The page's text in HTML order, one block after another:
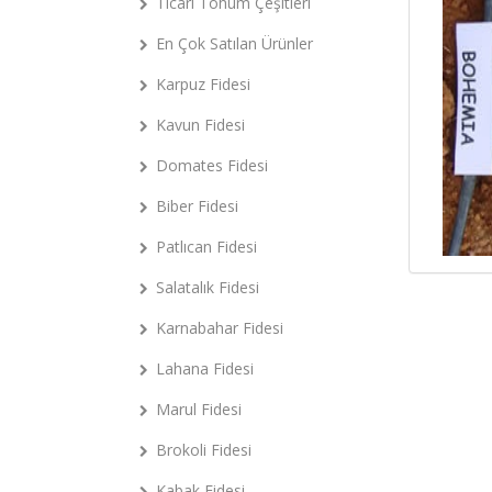
En Çok Satılan Ürünler
Karpuz Fidesi
Kavun Fidesi
Domates Fidesi
Biber Fidesi
Patlıcan Fidesi
Salatalık Fidesi
Karnabahar Fidesi
Lahana Fidesi
Marul Fidesi
Brokoli Fidesi